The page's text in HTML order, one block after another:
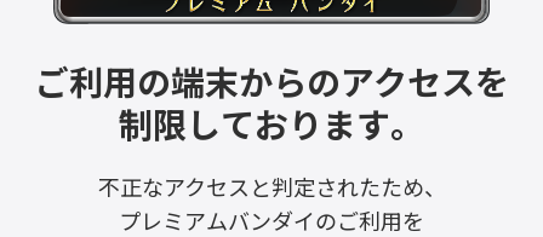
ご利用の端末からのアクセスを
制限しております。
不正なアクセスと判定されたため、
プレミアムバンダイのご利用を